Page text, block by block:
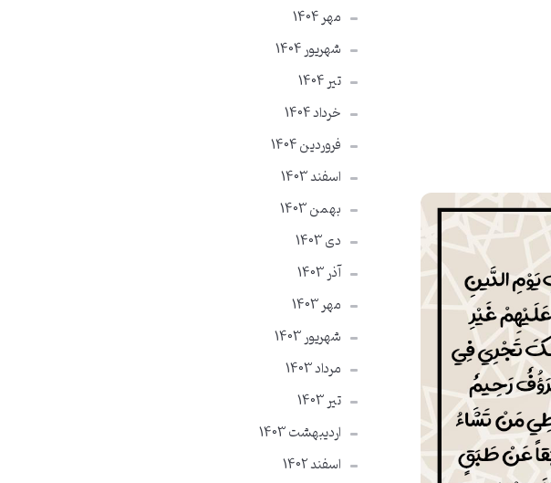
مهر 1404
شهریور 1404
تير 1404
خرداد 1404
فروردین 1404
اسفند 1403
بهمن 1403
دی 1403
آذر 1403
مهر 1403
شهریور 1403
مرداد 1403
تير 1403
ارديبهشت 1403
اسفند 1402